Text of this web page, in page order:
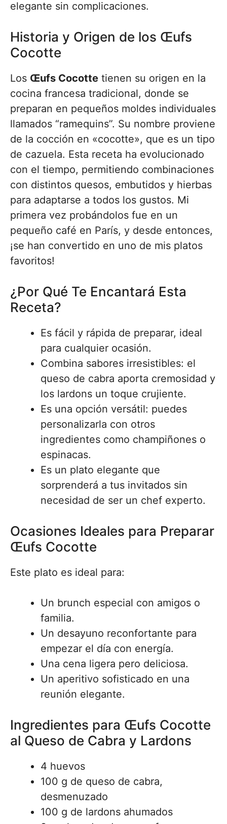
elegante sin complicaciones.
Historia y Origen de los Œufs
Cocotte
Los Œufs Cocotte tienen su origen en la
cocina francesa tradicional, donde se
preparan en pequeños moldes individuales
llamados “ramequins”. Su nombre proviene
de la cocción en «cocotte», que es un tipo
de cazuela. Esta receta ha evolucionado
con el tiempo, permitiendo combinaciones
con distintos quesos, embutidos y hierbas
para adaptarse a todos los gustos. Mi
primera vez probándolos fue en un
pequeño café en París, y desde entonces,
¡se han convertido en uno de mis platos
favoritos!
¿Por Qué Te Encantará Esta
Receta?
Es fácil y rápida de preparar, ideal
para cualquier ocasión.
Combina sabores irresistibles: el
queso de cabra aporta cremosidad y
los lardons un toque crujiente.
Es una opción versátil: puedes
personalizarla con otros
ingredientes como champiñones o
espinacas.
Es un plato elegante que
sorprenderá a tus invitados sin
necesidad de ser un chef experto.
Ocasiones Ideales para Preparar
Œufs Cocotte
Este plato es ideal para:
Un brunch especial con amigos o
familia.
Un desayuno reconfortante para
empezar el día con energía.
Una cena ligera pero deliciosa.
Un aperitivo sofisticado en una
reunión elegante.
Ingredientes para Œufs Cocotte
al Queso de Cabra y Lardons
4 huevos
100 g de queso de cabra,
desmenuzado
100 g de lardons ahumados